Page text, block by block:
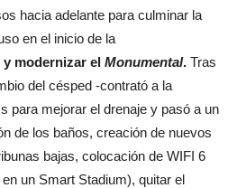
hacia adelante para culminar la
en el inicio de la
y modernizar el Monumental. Tras
del césped -contrató a la
para mejorar el drenaje y pasó a un
de los baños, creación de nuevos
bajas, colocación de WIFI 6
un Smart Stadium), quitar el